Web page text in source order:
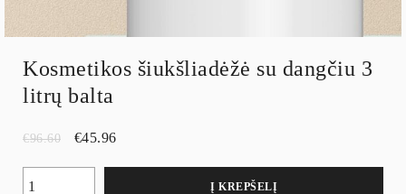
Kosmetikos šiukšliadėžė su dangčiu 3
litrų balta
€96.60 €45.96
Į KREPŠELĮ